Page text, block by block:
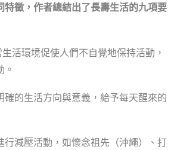
特徵，作者總結出了長壽生活的九項要
活環境促使人們不自覺地保持活動，
確的生活方向與意義，給予每天醒來的
行減壓活動，如懷念祖先（沖繩）、打